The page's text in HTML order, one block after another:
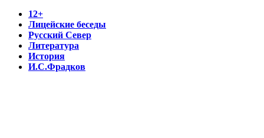
12+
Лицейские беседы
Русский Север
Литература
История
И.С.Фрадков